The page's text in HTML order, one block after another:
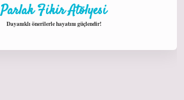
Parlak Fikir Atölyesi
Dayanıklı önerilerle hayatını güçlendir!